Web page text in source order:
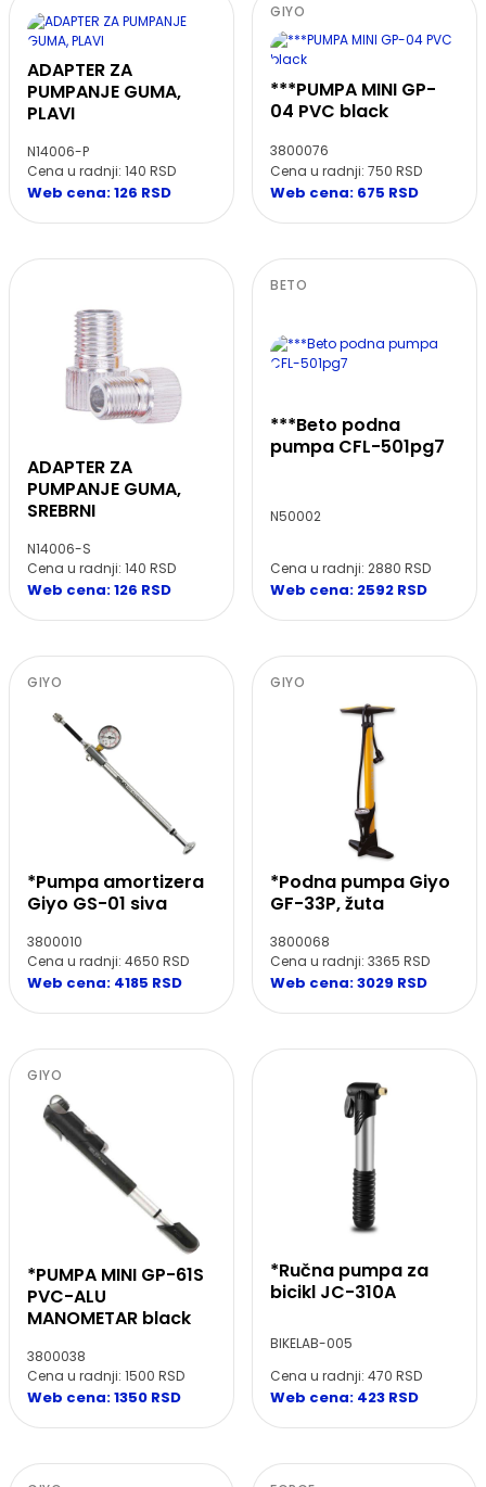
ADAPTER ZA
PUMPANJE GUMA,
PLAVI
N14006-P
Cena u radnji: 140 RSD
Web cena: 126 RSD
GIYO
***PUMPA MINI GP-
04 PVC black
3800076
Cena u radnji: 750 RSD
Web cena: 675 RSD
ADAPTER ZA
PUMPANJE GUMA,
SREBRNI
N14006-S
Cena u radnji: 140 RSD
Web cena: 126 RSD
BETO
***Beto podna
pumpa CFL-501pg7
N50002
Cena u radnji: 2880 RSD
Web cena: 2592 RSD
GIYO
*Pumpa amortizera
Giyo GS-01 siva
3800010
Cena u radnji: 4650 RSD
Web cena: 4185 RSD
GIYO
*Podna pumpa Giyo
GF-33P, žuta
3800068
Cena u radnji: 3365 RSD
Web cena: 3029 RSD
GIYO
*PUMPA MINI GP-61S
PVC-ALU
MANOMETAR black
3800038
Cena u radnji: 1500 RSD
Web cena: 1350 RSD
*Ručna pumpa za
bicikl JC-310A
BIKELAB-005
Cena u radnji: 470 RSD
Web cena: 423 RSD